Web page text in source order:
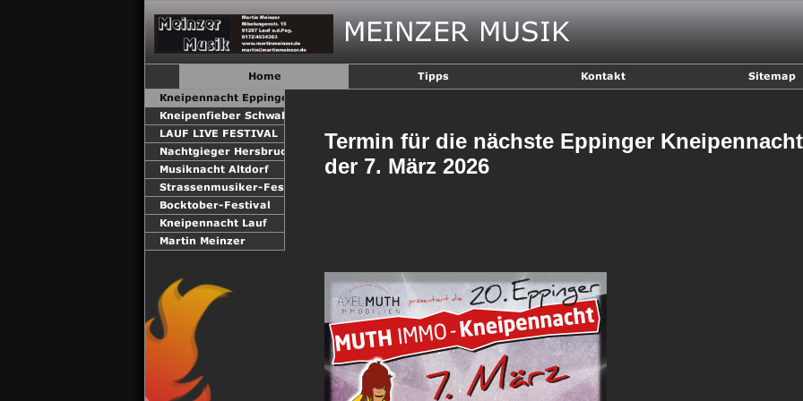
Termin für die nächste Eppinger
der 7. März 2026